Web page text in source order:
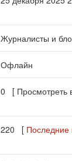
Журналисты и
Офлайн
0 [ Просмотреть
220 [ Последние